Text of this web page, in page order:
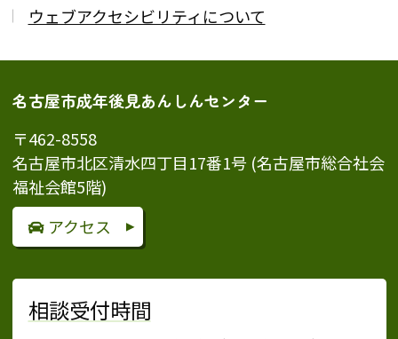
ウェブアクセシビリティについて
名古屋市成年後見あんしんセンター
〒462-8558
名古屋市北区清水四丁目17番1号 (名古屋市総合社会
福祉会館5階)
アクセス
相談受付時間